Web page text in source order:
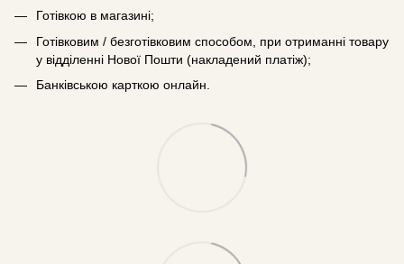
Готівкою в магазині;
Готівковим / безготівковим способом, при отриманні товару
у відділенні Нової Пошти (накладений платіж);
Банківською карткою онлайн.